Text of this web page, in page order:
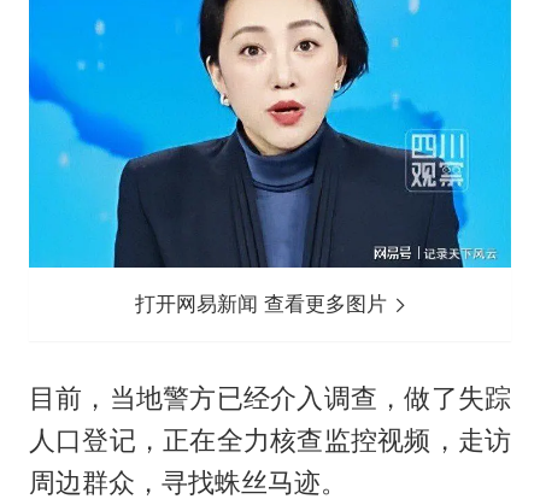
打开网易新闻 查看更多图片
目前，当地警方已经介入调查，做了失踪
人口登记，正在全力核查监控视频，走访
周边群众，寻找蛛丝马迹。